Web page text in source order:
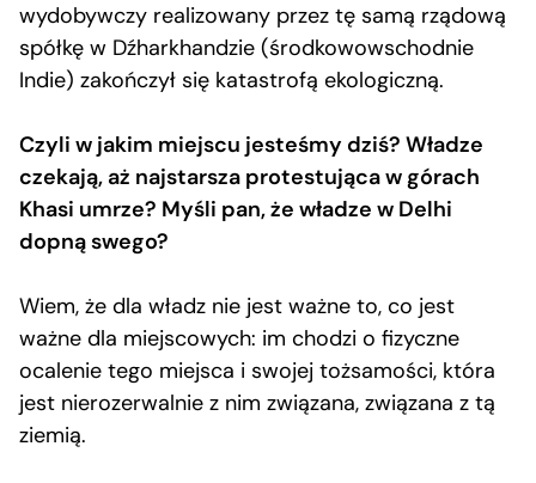
wydobywczy realizowany przez tę samą rządową
spółkę w Dźharkhandzie (środkowowschodnie
Indie) zakończył się katastrofą ekologiczną.
Czyli w jakim miejscu jesteśmy dziś? Władze
czekają, aż najstarsza protestująca w górach
Khasi umrze? Myśli pan, że władze w Delhi
dopną swego?
Wiem, że dla władz nie jest ważne to, co jest
ważne dla miejscowych: im chodzi o fizyczne
ocalenie tego miejsca i swojej tożsamości, która
jest nierozerwalnie z nim związana, związana z tą
ziemią.